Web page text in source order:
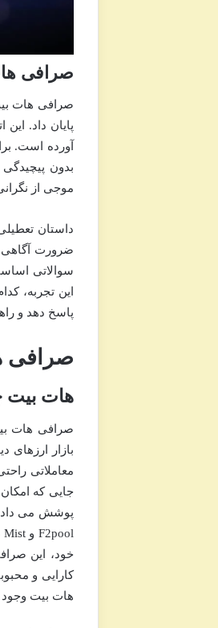
صرافی
پایان داد.
آورده است.
بدون پیچیدگی
موجی از
داستان
ضرورت آگاهی
سوالاتی
این تجربه،
پاسخ دهد و
صرافی
هات بیت
بازار ارزهای
معاملاتی
کارایی و
هات بیت